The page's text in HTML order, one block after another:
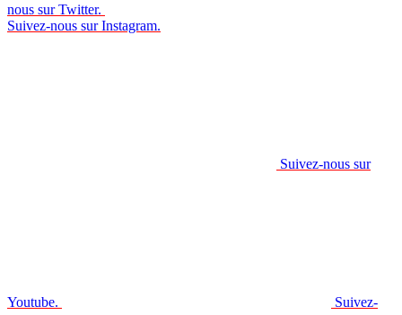
nous sur Twitter.
Suivez-nous sur Instagram.
Suivez-nous sur
Youtube. Suivez-